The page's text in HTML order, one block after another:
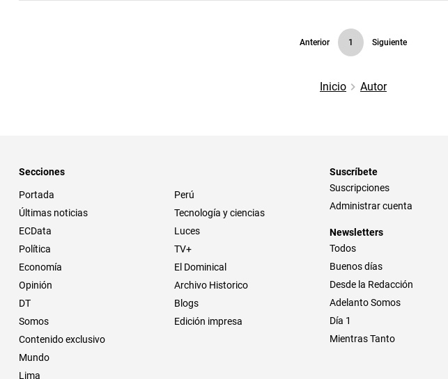
Anterior 1 Siguiente
Inicio Autor
Secciones
Portada
Últimas noticias
ECData
Política
Economía
Opinión
DT
Somos
Contenido exclusivo
Mundo
Lima
Perú
Tecnología y ciencias
Luces
TV+
El Dominical
Archivo Historico
Blogs
Edición impresa
Suscríbete
Suscripciones
Administrar cuenta
Newsletters
Todos
Buenos días
Desde la Redacción
Adelanto Somos
Día 1
Mientras Tanto